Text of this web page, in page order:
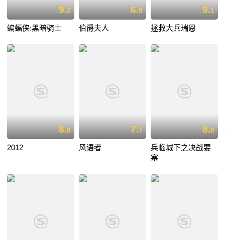
9.2
蝙蝠侠:黑暗骑士
6.9
伯爵夫人
9.1
拯救大兵瑞恩
8.0
2012
7.7
风语者
8.0
兵临城下之决战要
塞